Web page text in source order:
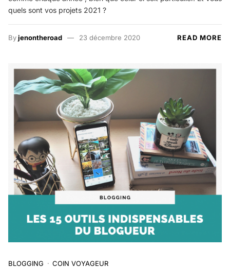
quels sont vos projets 2021 ?
Byjenontheroad 23 décembre 2020 READ MORE
BLOGGING COIN VOYAGEUR